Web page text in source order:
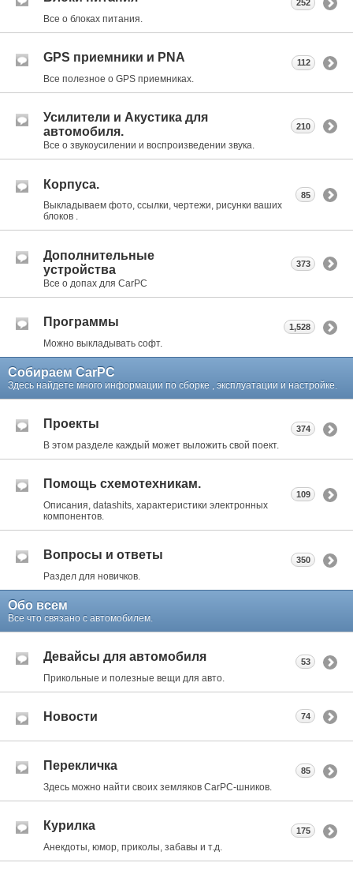
Все о блоках питания.
252
GPS приемники и PNA
Все полезное о GPS приемниках.
112
Усилители и Акустика для
автомобиля.
Все о звукоусилении и воспроизведении звука.
210
Корпуса.
Выкладываем фото, ссылки, чертежи, рисунки ваших
блоков .
85
Дополнительные
устройства
Все о допах для CarPC
373
Программы
Можно выкладывать софт.
1,528
Собираем CarPC
Здесь найдете много информации по сборке , эксплуатации и настройке.
Проекты
В этом разделе каждый может выложить свой поект.
374
Помощь схемотехникам.
Описания, datashits, характеристики электронных
компонентов.
109
Вопросы и ответы
Раздел для новичков.
350
Обо всем
Все что связано с автомобилем.
Девайсы для автомобиля
Прикольные и полезные вещи для авто.
53
Новости 74
Перекличка
Здесь можно найти своих земляков CarPC-шников.
85
Курилка
Анекдоты, юмор, приколы, забавы и т.д.
175